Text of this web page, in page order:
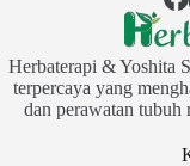
Herbaterapi & Yoshita
terpercaya yang
dan perawatan tubuh